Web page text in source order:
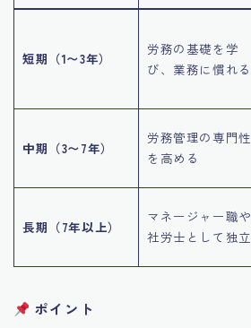
短期（1〜3年）
労務の基礎を学
び、業務に慣れる
中期（3〜7年）
労務管理の専門性
を高める
長期（7年以上）
マネージャー職や
社労士として独立
ポイント